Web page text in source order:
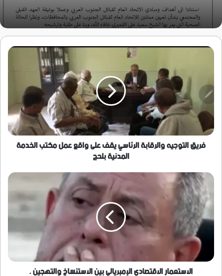
فريق
والرقابة
الرئاسي
يقف
على
واقع
عمل
مكتب
الخدمة
المدنية
فريق التوجيه والرقابة الرئاسي يقف على واقع عمل مكتب الخدمة
المدنية بلحج
الاستعمار
الاقتصادي
الإمبريالي
بين
الاستنساخ
والتهجين
الاستعمار الاقتصادي الإمبريالي بين الاستنساخ والتهجين .